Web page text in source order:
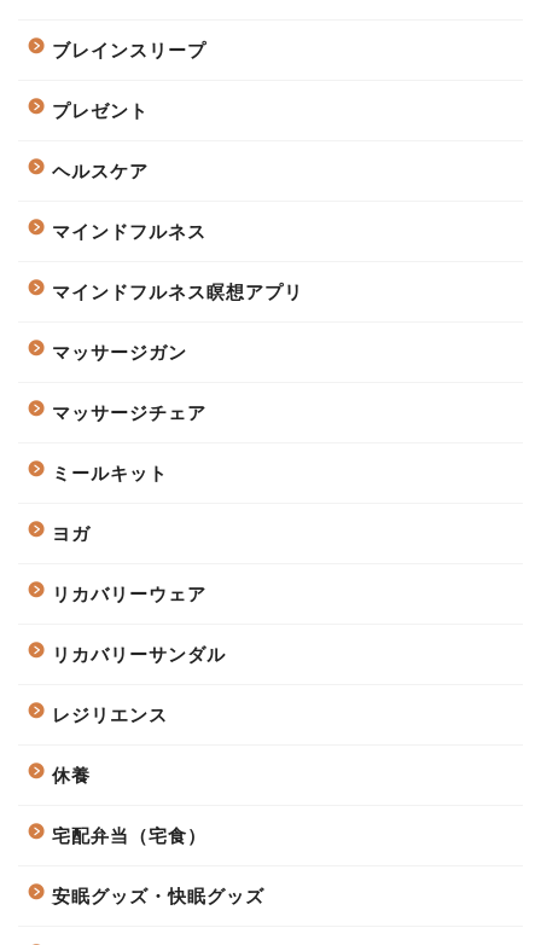
ブレインスリープ
プレゼント
ヘルスケア
マインドフルネス
マインドフルネス瞑想アプリ
マッサージガン
マッサージチェア
ミールキット
ヨガ
リカバリーウェア
リカバリーサンダル
レジリエンス
休養
宅配弁当（宅食）
安眠グッズ・快眠グッズ